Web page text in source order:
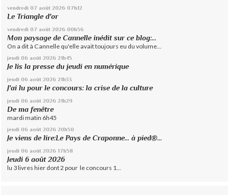
vendredi 07 août 2026 07h12
Le Triangle d'or
vendredi 07 août 2026 00h56
Mon paysage de Cannelle inédit sur ce blog:...
On a dit à Cannelle qu'elle avait toujours eu du volume...
jeudi 06 août 2026 21h45
Je lis la presse du jeudi en numérique
jeudi 06 août 2026 21h33
J'ai lu pour le concours: la crise de la culture
jeudi 06 août 2026 21h29
De ma fenêtre
mardi matin 6h45
jeudi 06 août 2026 20h50
Je viens de lire:Le Pays de Craponne... à pied®...
jeudi 06 août 2026 17h58
Jeudi 6 août 2026
lu 3 livres hier dont 2 pour le concours 1...